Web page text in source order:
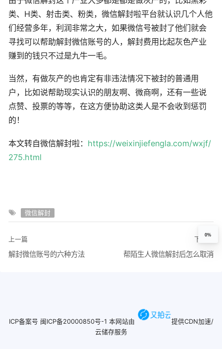
类、H类、射击类、粉类，微信解封啦平台就认识几个人他
们经营多年，利润非常之大，如果微信号被封了他们就会
寻找可以帮助解封微信账号的人，解封费用比起灰色产业
赚到的钱只不过是九牛一毛。
当然，有做灰产的也肯定有非违法情况下被封的普通用
户，比如说帮助现实认识的朋友啊、微商啊，还有一些说
点赞、投票的等等，在这方便协助这类人是不会收到惩罚
的！
本文转自微信解封啦： https://weixinjiefengla.com/wxjf/
275.html
微信解封
上一篇
解封微信账号的六种方法
下一篇
帮陌生人微信解封后怎么取消
0%
ICP备案号 闽ICP备20000850号-1 本网站由
提供CDN加速/
云储存服务